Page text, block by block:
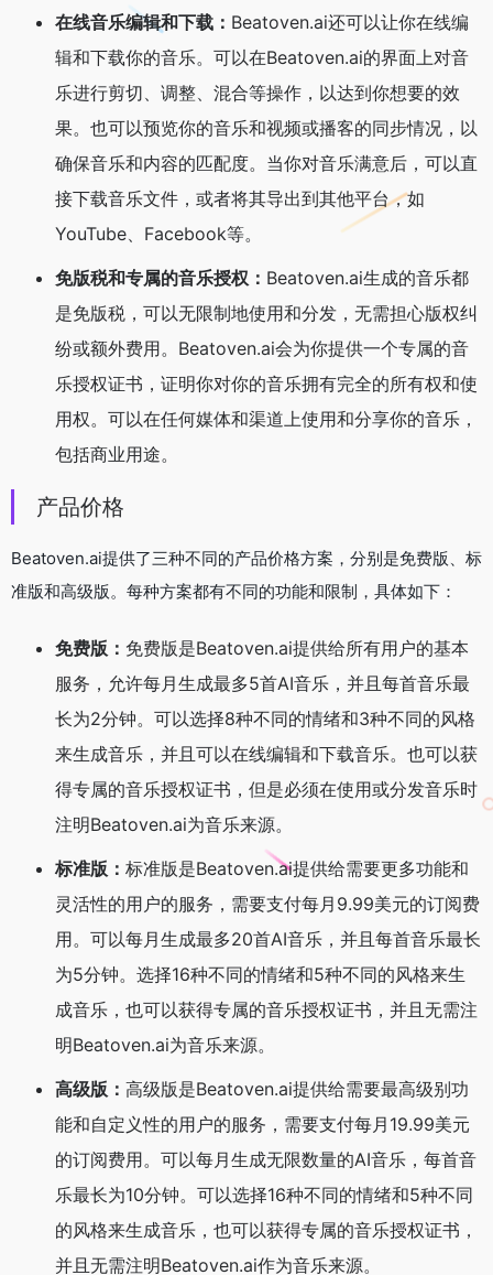
在线音乐编辑和下载： Beatoven.ai还可以让你在线编
辑和下载你的音乐。可以在Beatoven.ai的界面上对音
乐进行剪切、调整、混合等操作，以达到你想要的效
果。也可以预览你的音乐和视频或播客的同步情况，以
确保音乐和内容的匹配度。当你对音乐满意后，可以直
接下载音乐文件，或者将其导出到其他平台，如
YouTube、Facebook等。
免版税和专属的音乐授权： Beatoven.ai生成的音乐都
是免版税，可以无限制地使用和分发，无需担心版权纠
纷或额外费用。Beatoven.ai会为你提供一个专属的音
乐授权证书，证明你对你的音乐拥有完全的所有权和使
用权。可以在任何媒体和渠道上使用和分享你的音乐，
包括商业用途。
产品价格
Beatoven.ai提供了三种不同的产品价格方案，分别是免费版、标
准版和高级版。每种方案都有不同的功能和限制，具体如下：
免费版： 免费版是Beatoven.ai提供给所有用户的基本
服务，允许每月生成最多5首AI音乐，并且每首音乐最
长为2分钟。可以选择8种不同的情绪和3种不同的风格
来生成音乐，并且可以在线编辑和下载音乐。也可以获
得专属的音乐授权证书，但是必须在使用或分发音乐时
注明Beatoven.ai为音乐来源。
标准版： 标准版是Beatoven.ai提供给需要更多功能和
灵活性的用户的服务，需要支付每月9.99美元的订阅费
用。可以每月生成最多20首AI音乐，并且每首音乐最长
为5分钟。选择16种不同的情绪和5种不同的风格来生
成音乐，也可以获得专属的音乐授权证书，并且无需注
明Beatoven.ai为音乐来源。
高级版： 高级版是Beatoven.ai提供给需要最高级别功
能和自定义性的用户的服务，需要支付每月19.99美元
的订阅费用。可以每月生成无限数量的AI音乐，每首音
乐最长为10分钟。可以选择16种不同的情绪和5种不同
的风格来生成音乐，也可以获得专属的音乐授权证书，
并且无需注明Beatoven.ai作为音乐来源。